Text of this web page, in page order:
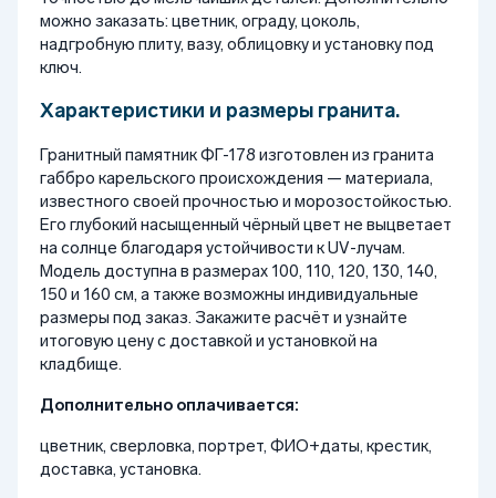
можно заказать: цветник, ограду, цоколь,
надгробную плиту, вазу, облицовку и установку под
ключ.
Характеристики и размеры гранита.
Гранитный памятник ФГ-178 изготовлен из гранита
габбро карельского происхождения — материала,
известного своей прочностью и морозостойкостью.
Его глубокий насыщенный чёрный цвет не выцветает
на солнце благодаря устойчивости к UV-лучам.
Модель доступна в размерах 100, 110, 120, 130, 140,
150 и 160 см, а также возможны индивидуальные
размеры под заказ. Закажите расчёт и узнайте
итоговую цену с доставкой и установкой на
кладбище.
Дополнительно оплачивается:
цветник, сверловка, портрет, ФИО+даты, крестик,
доставка, установка.